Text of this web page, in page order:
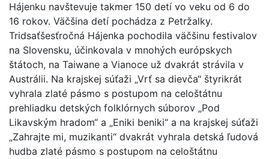
Hájenku navštevuje takmer 150 detí vo veku od 6 do
16 rokov. Väčšina detí pochádza z Petržalky.
Tridsaťšesťročná Hájenka pochodila väčšinu festivalov
na Slovensku, účinkovala v mnohých európskych
štátoch, na Taiwane a Vianoce už dvakrát strávila v
Austrálii. Na krajskej súťaži „Vrť sa dievča“ štyrikrát
vyhrala zlaté pásmo s postupom na celoštátnu
prehliadku detských folklórnych súborov „Pod
Likavským hradom“ a „Eniki beniki“ a na krajskej súťaži
„Zahrajte mi, muzikanti“ dvakrát vyhrala detská ľudová
hudba zlaté pásmo s postupom na celoštátnu